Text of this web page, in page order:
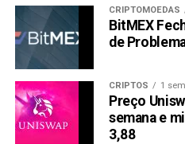
CRIPTOMOEDAS
BitMEX
de
CRIPTOS 1
Preço
semana e
3,88